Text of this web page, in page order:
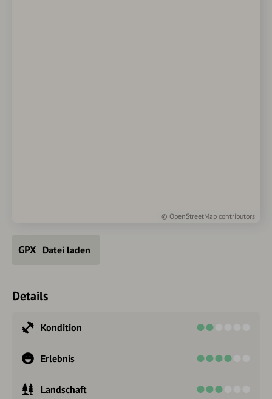
© OpenStreetMap contributors
Datei laden
Details
Kondition
Erlebnis
Landschaft